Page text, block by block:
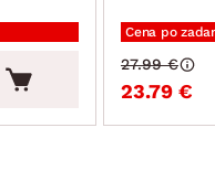
Cena po
23.79 €
27.99 €